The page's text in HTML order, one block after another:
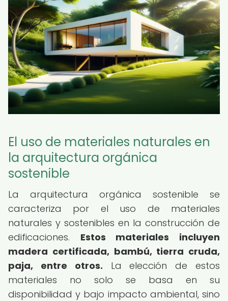
El uso de materiales naturales en
la arquitectura orgánica
sostenible
La arquitectura orgánica sostenible se
caracteriza por el uso de materiales
naturales y sostenibles en la construcción de
edificaciones. Estos materiales incluyen
madera certificada, bambú, tierra cruda,
paja, entre otros. La elección de estos
materiales no solo se basa en su
disponibilidad y bajo impacto ambiental, sino